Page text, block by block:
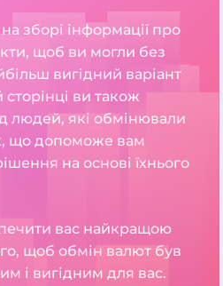
зборі інформації про
щоб ви могли без
вигідний варіант
ви також
людей, які обмінювали
що допоможе вам
на основі їхнього
вас найкращою
щоб обмін валют був
і вигідним для вас.